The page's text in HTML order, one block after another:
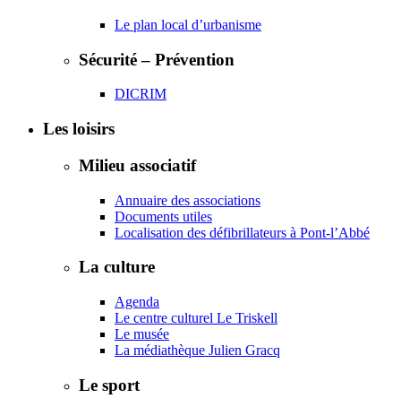
Le plan local d’urbanisme
Sécurité – Prévention
DICRIM
Les loisirs
Milieu associatif
Annuaire des associations
Documents utiles
Localisation des défibrillateurs à Pont-l’Abbé
La culture
Agenda
Le centre culturel Le Triskell
Le musée
La médiathèque Julien Gracq
Le sport